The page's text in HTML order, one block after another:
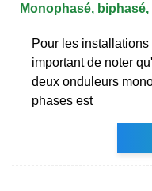
Monophasé, biphasé,
Pour les
important de noter
deux onduleurs
phases est